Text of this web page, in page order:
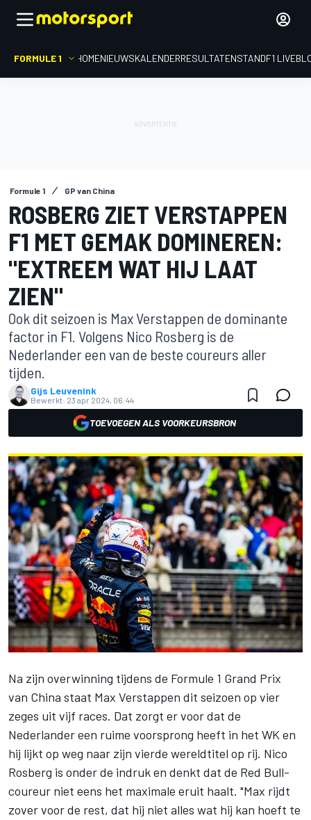
FORMULE 1 HOMENIEUWSKALENDERRESULTATENSTANDF1
Formule 1 GP van China
ROSBERG ZIET VERSTAPPEN
F1 MET GEMAK DOMINEREN:
"EXTREEM WAT HIJ LAAT
ZIEN"
Ook dit seizoen is Max Verstappen de dominante
factor in F1. Volgens Nico Rosberg is de
Nederlander een van de beste coureurs aller
tijden.
Gijs Leuvenink
Bewerkt: 23 apr 2024, 06:44
TOEVOEGEN ALS VOORKEURSBRON
Na zijn overwinning tijdens de Formule 1 Grand Prix
van China staat Max Verstappen dit seizoen op vier
zeges uit vijf races. Dat zorgt er voor dat de
Nederlander een ruime voorsprong heeft in het WK en
hij lijkt op weg naar zijn vierde wereldtitel op rij. Nico
Rosberg is onder de indruk en denkt dat de Red Bull-
coureur niet eens het maximale eruit haalt. "Max rijdt
zover voor de rest, dat hij niet alles wat hij kan hoeft te